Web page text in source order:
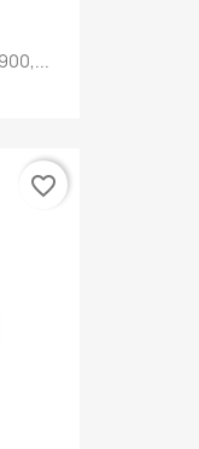
favorite_border